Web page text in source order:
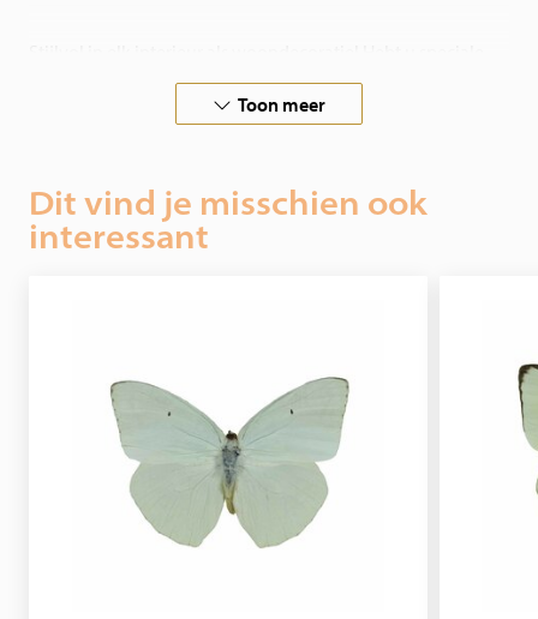
wensen, neem dan contact met ons op.
Toon meer
Dit vind je misschien ook
interessant